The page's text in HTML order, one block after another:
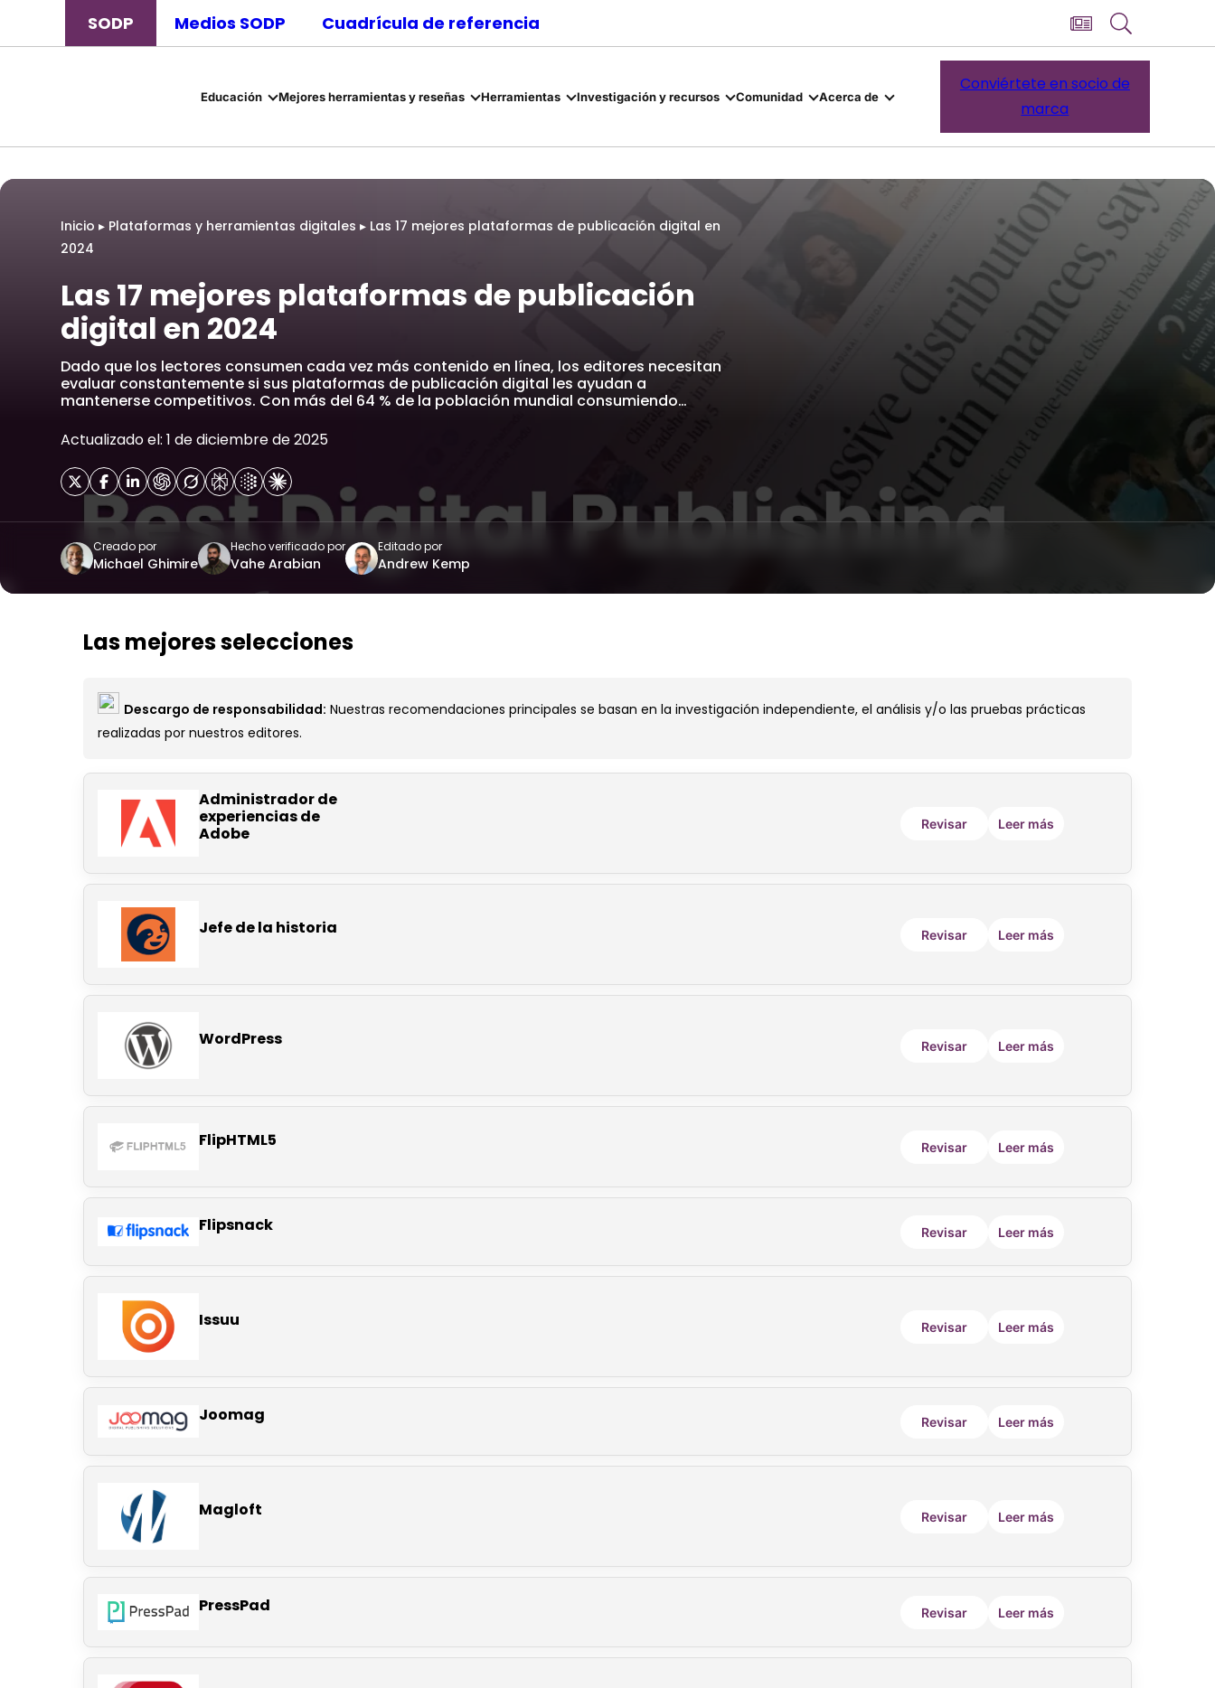
SODP Medios SODP Cuadrícula de referencia
Educación Mejores herramientas y reseñas Herramientas Investigación y recursos Comunidad Acerca de
Conviértete en socio de
marca
Inicio ▸ Plataformas y herramientas digitales ▸ Las 17 mejores plataformas de publicación digital en
2024
Las 17 mejores plataformas de publicación
digital en 2024
Dado que los lectores consumen cada vez más contenido en línea, los editores necesitan
evaluar constantemente si sus plataformas de publicación digital les ayudan a
mantenerse competitivos. Con más del 64 % de la población mundial consumiendo…
Actualizado el: 1 de diciembre de 2025
Creado por
Michael Ghimire
Hecho verificado por
Vahe Arabian
Editado por
Andrew Kemp
Las mejores selecciones
Descargo de responsabilidad: Nuestras recomendaciones principales se basan en la investigación independiente, el análisis y/o las pruebas prácticas
realizadas por nuestros editores.
Administrador de
experiencias de
Adobe
Revisar Leer más
Jefe de la historia Revisar Leer más
WordPress Revisar Leer más
FlipHTML5 Revisar Leer más
Flipsnack Revisar Leer más
Issuu Revisar Leer más
Joomag Revisar Leer más
Magloft Revisar Leer más
PressPad Revisar Leer más